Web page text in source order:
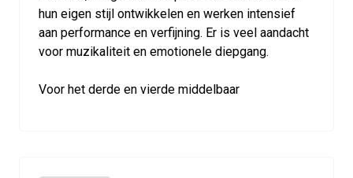
hun eigen stijl ontwikkelen en werken intensief
aan performance en verfijning. Er is veel aandacht
voor muzikaliteit en emotionele diepgang.
Voor het derde en vierde middelbaar